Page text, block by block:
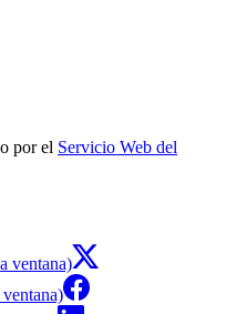
por el Servicio Web del
ventana)